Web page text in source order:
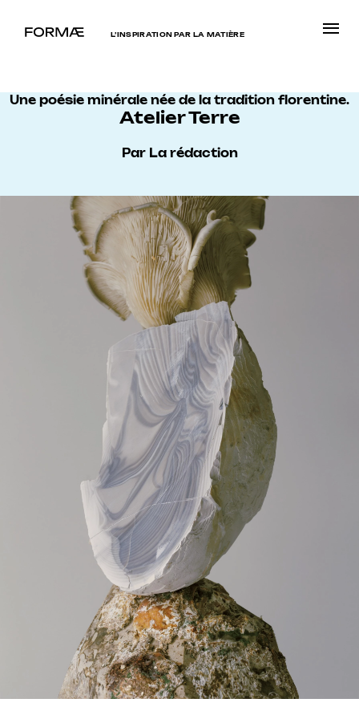
L’INSPIRATION PAR LA MATIÈRE
Une poésie minérale née de la tradition florentine.
Atelier Terre
Par La rédaction